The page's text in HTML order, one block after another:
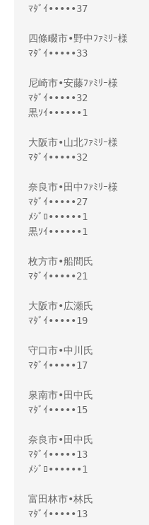
ﾏﾀﾞｲ•••••37
四條畷市•野中ﾌｧﾐﾘｰ様
ﾏﾀﾞｲ•••••33
尼崎市•安藤ﾌｧﾐﾘｰ様
ﾏﾀﾞｲ•••••32
黒ｿｲ••••••1
大阪市•山北ﾌｧﾐﾘｰ様
ﾏﾀﾞｲ•••••32
奈良市•田中ﾌｧﾐﾘｰ様
ﾏﾀﾞｲ•••••27
ﾒｼﾞﾛ••••••1
黒ｿｲ••••••1
枚方市•船間氏
ﾏﾀﾞｲ•••••21
大阪市•広瀬氏
ﾏﾀﾞｲ•••••19
守口市•中川氏
ﾏﾀﾞｲ•••••17
泉南市•田中氏
ﾏﾀﾞｲ•••••15
奈良市•田中氏
ﾏﾀﾞｲ•••••13
ﾒｼﾞﾛ••••••1
富田林市•林氏
ﾏﾀﾞｲ•••••13